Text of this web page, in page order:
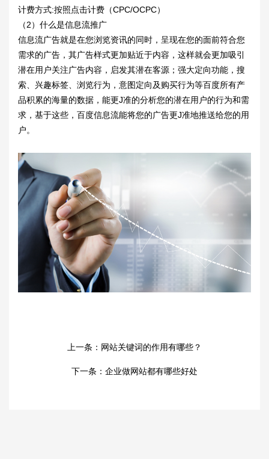
计费方式:按照点击计费（CPC/OCPC）
（2）什么是信息流推广
信息流广告就是在您浏览资讯的同时，呈现在您的面前符合您
需求的广告，其广告样式更加贴近于内容，这样就会更加吸引
潜在用户关注广告内容，启发其潜在客源；强大定向功能，搜
索、兴趣标签、浏览行为，意图定向及购买行为等百度所有产
品积累的海量的数据，能更J准的分析您的潜在用户的行为和需
求，基于这些，百度信息流能将您的广告更J准地推送给您的用
户。
上一条： 网站关键词的作用有哪些？
下一条： 企业做网站都有哪些好处